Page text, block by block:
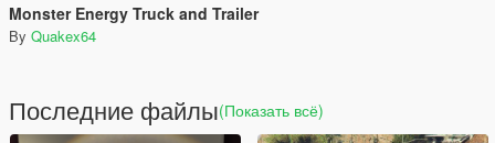
Monster Energy Truck and Trailer
By Quakex64
Последние файлы(Показать всё)